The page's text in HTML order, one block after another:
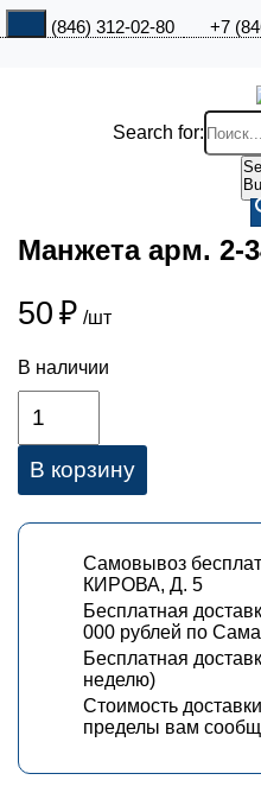
+7 (846) 312-02-80 +7
Search for:
Манжета арм. 2-
50 ₽ /шт
В наличии
В корзину
Самовывоз
КИРОВА, Д. 5
Бесплатная
000 рублей по
Бесплатная
неделю)
Стоимость
пределы вам